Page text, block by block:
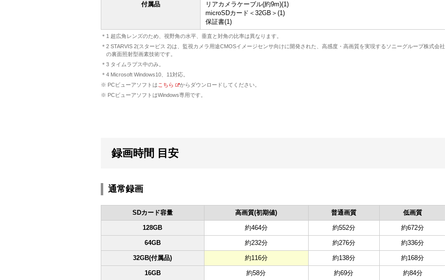
付属品
リアカメラケーブル(約9m)(1)
microSDカード＜32GB＞(1)
保証書(1)
＊1 超広角レンズのため、視野角の水平、垂直と対角の比率は異なります。
＊2 STARVIS 2(スタービス 2)は、監視カメラ用途CMOSイメージセンサ向けに開発された、高感度・高画質を実現するソニーグループ株式会社
の裏面照射型画素技術です。
＊3 タイムラプス中のみ。
＊4 Microsoft Windows10、11対応。
※ PCビューアソフトは こちら
からダウンロードしてください。
※ PCビューアソフトはWindows専用です。
録画時間 目安
通常録画
SDカード容量 高画質(初期値) 普通画質 低画質
128GB 約464分 約552分 約672分
64GB 約232分 約276分 約336分
32GB(付属品) 約116分 約138分 約168分
16GB 約58分 約69分 約84分